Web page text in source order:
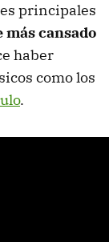
principales
más cansado
haber
como los
.